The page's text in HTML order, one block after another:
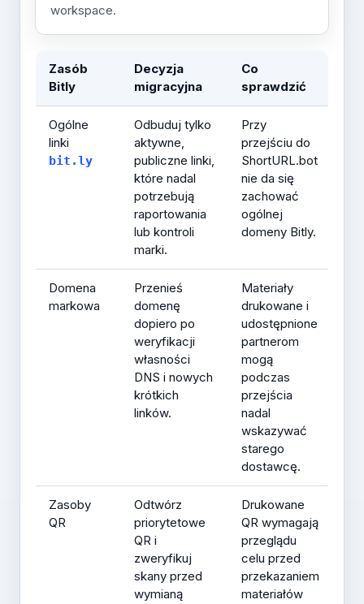
workspace.
Zasób
Bitly
Decyzja
migracyjna
Co
sprawdzić
Ogólne
linki
bit.ly
Odbuduj tylko
aktywne,
publiczne linki,
które nadal
potrzebują
raportowania
lub kontroli
marki.
Przy
przejściu do
ShortURL.bot
nie da się
zachować
ogólnej
domeny Bitly.
Domena
markowa
Przenieś
domenę
dopiero po
weryfikacji
własności
DNS i nowych
krótkich
linków.
Materiały
drukowane i
udostępnione
partnerom
mogą
podczas
przejścia
nadal
wskazywać
starego
dostawcę.
Zasoby
QR
Odtwórz
priorytetowe
QR i
zweryfikuj
skany przed
wymianą
Drukowane
QR wymagają
przeglądu
celu przed
przekazaniem
materiałów